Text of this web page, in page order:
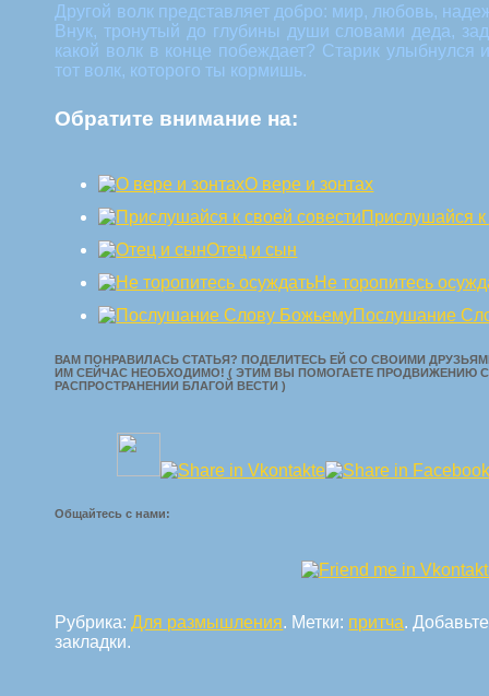
Другой волк представляет добро: мир, любовь,
Внук, тронутый до глубины души словами деда,
какой волк в конце побеждает? Старик улыбнулся
тот волк, которого ты кормишь.
Обратите внимание на:
О вере и зонтах
Прислушайся к
Отец и сын
Не торопитесь
Послушание
ВАМ ПОНРАВИЛАСЬ СТАТЬЯ? ПОДЕЛИТЕСЬ ЕЙ СО СВОИМИ
ИМ СЕЙЧАС НЕОБХОДИМО! ( ЭТИМ ВЫ ПОМОГАЕТЕ ПРОДВИЖЕНИЮ
РАСПРОСТРАНЕНИИ БЛАГОЙ ВЕСТИ )
Общайтесь с нами:
Рубрика:Для размышления. Метки: притча.
закладки.